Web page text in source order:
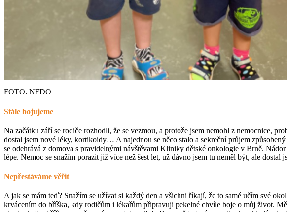
FOTO: NFDO
Stále bojujeme
Na začátku září se rodiče rozhodli, že se vezmou, a protože jsem nemohl z nemocnice,
dostal jsem nové léky, kortikoidy… A najednou se něco stalo a sekreční průjem
se odehrává z domova s pravidelnými návštěvami Kliniky dětské onkologie v Brně.
lépe. Nemoc se snažím porazit již více než šest let, už dávno jsem tu neměl být, ale
Nepřestáváme věřit
A jak se mám teď? Snažím se užívat si každý den a všichni říkají, že to samé učím své
krvácením do bříška, kdy rodičům i lékařům připravuji pekelné chvíle boje o můj život.